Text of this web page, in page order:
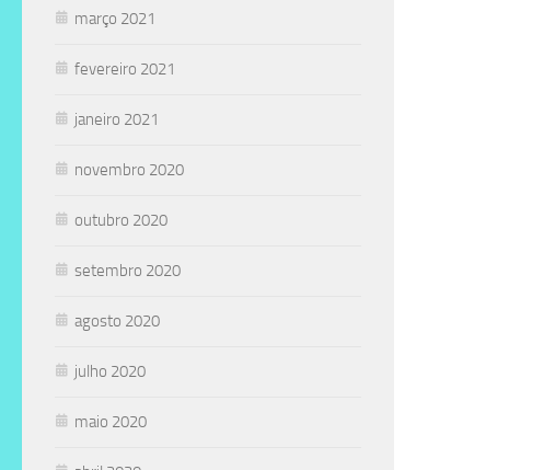
março 2021
fevereiro 2021
janeiro 2021
novembro 2020
outubro 2020
setembro 2020
agosto 2020
julho 2020
maio 2020